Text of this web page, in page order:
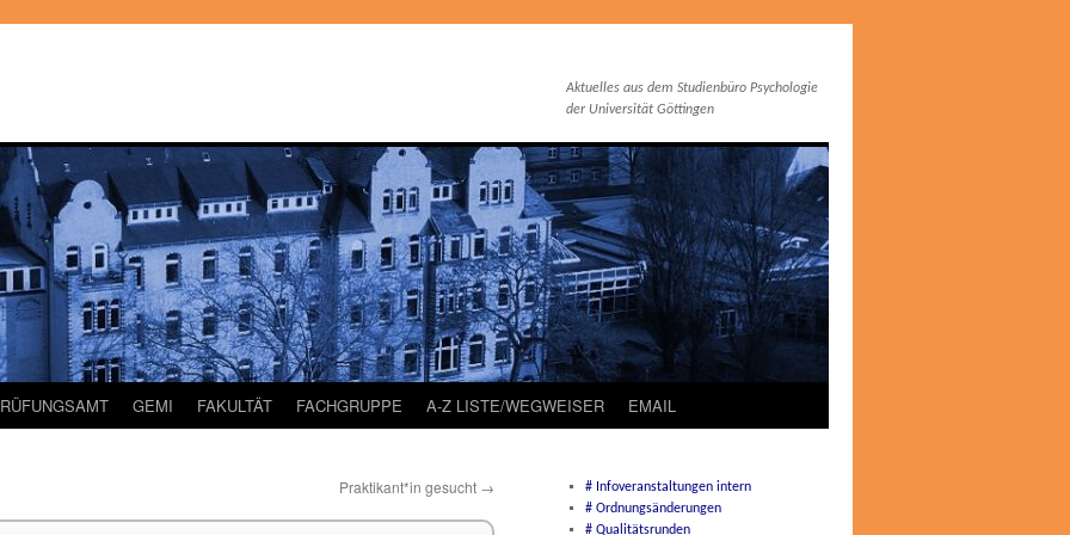
Aktuelles aus dem Studienbüro Psychologie
der Universität Göttingen
GEMI FAKULTÄT FACHGRUPPE A-Z LISTE/WEGWEISER EMAIL
Praktikant*in gesucht →
# Infoveranstaltungen intern
# Ordnungsänderungen
# Qualitätsrunden